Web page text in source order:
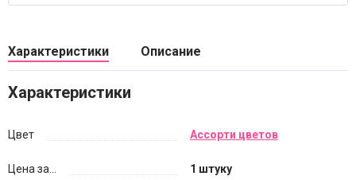
Характеристики Описание
Характеристики
Цвет Ассорти цветов
Цена за... 1 штуку